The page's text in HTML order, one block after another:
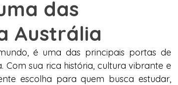
Alemanha Dubai
das
Austrália
é uma das principais portas de
sua rica história, cultura vibrante e
escolha para quem busca estudar,